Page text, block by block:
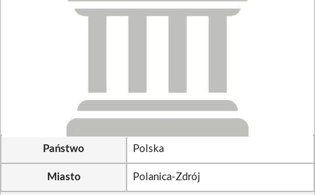
Państwo Polska
Miasto Polanica-Zdrój